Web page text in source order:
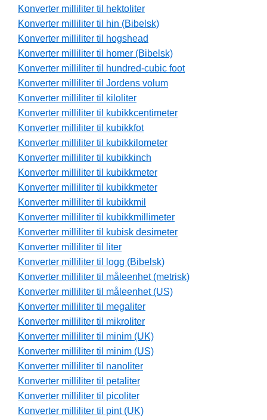
Konverter milliliter til hektoliter
Konverter milliliter til hin (Bibelsk)
Konverter milliliter til hogshead
Konverter milliliter til homer (Bibelsk)
Konverter milliliter til hundred-cubic foot
Konverter milliliter til Jordens volum
Konverter milliliter til kiloliter
Konverter milliliter til kubikkcentimeter
Konverter milliliter til kubikkfot
Konverter milliliter til kubikkilometer
Konverter milliliter til kubikkinch
Konverter milliliter til kubikkmeter
Konverter milliliter til kubikkmeter
Konverter milliliter til kubikkmil
Konverter milliliter til kubikkmillimeter
Konverter milliliter til kubisk desimeter
Konverter milliliter til liter
Konverter milliliter til logg (Bibelsk)
Konverter milliliter til måleenhet (metrisk)
Konverter milliliter til måleenhet (US)
Konverter milliliter til megaliter
Konverter milliliter til mikroliter
Konverter milliliter til minim (UK)
Konverter milliliter til minim (US)
Konverter milliliter til nanoliter
Konverter milliliter til petaliter
Konverter milliliter til picoliter
Konverter milliliter til pint (UK)